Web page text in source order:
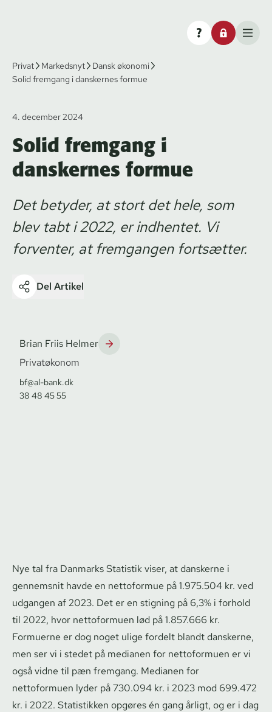
Privat Markedsnyt
Dansk økonomi
Solid fremgang i danskernes formue
4. december 2024
Solid fremgang i
danskernes formue
Det betyder, at stort det hele, som
blev tabt i 2022, er indhentet. Vi
forventer, at fremgangen fortsætter.
Del Artikel
Brian Friis Helmer
Privatøkonom
bf@al-bank.dk
38 48 45 55
Nye tal fra Danmarks Statistik viser, at danskerne i
gennemsnit havde en nettoformue på 1.975.504 kr. ved
udgangen af 2023. Det er en stigning på 6,3% i forhold
til 2022, hvor nettoformuen lød på 1.857.666 kr.
Formuerne er dog noget ulige fordelt blandt danskerne,
men ser vi i stedet på medianen for nettoformuen er vi
også vidne til pæn fremgang. Medianen for
nettoformuen lyder på 730.094 kr. i 2023 mod 699.472
kr. i 2022. Statistikken opgøres én gang årligt, og er i dag